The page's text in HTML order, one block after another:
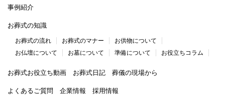
事例紹介
お葬式の知識
お葬式の流れ お葬式のマナー
お供物について
お仏壇について
お墓について 準備について お役立ちコラム
お葬式お役立ち動画 お葬式日記 葬儀の現場から
よくあるご質問 企業情報 採用情報